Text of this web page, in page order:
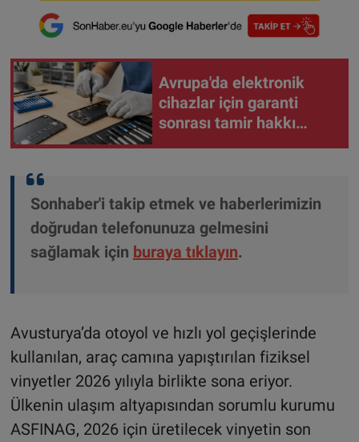
Avrupa'da elektronik
cihazlar için garanti
sonrası tamir hakkı
Sonhaber'i takip etmek ve haberlerimizin
doğrudan telefonunuza gelmesini
sağlamak için buraya tıklayın.
Avusturya’da otoyol ve hızlı yol geçişlerinde
kullanılan, araç camına yapıştırılan fiziksel
vinyetler 2026 yılıyla birlikte sona eriyor.
Ülkenin ulaşım altyapısından sorumlu kurumu
ASFINAG, 2026 için üretilecek vinyetin son